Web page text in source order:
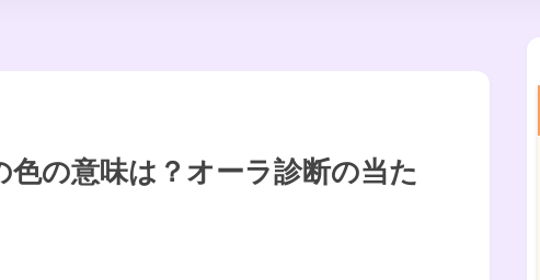
の意味は？オーラ診断の当た